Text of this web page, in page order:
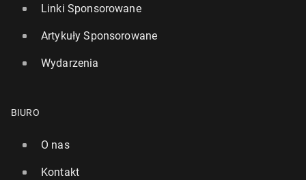
Linki Sponsorowane
Artykuły Sponsorowane
Wydarzenia
BIURO
O nas
Kontakt